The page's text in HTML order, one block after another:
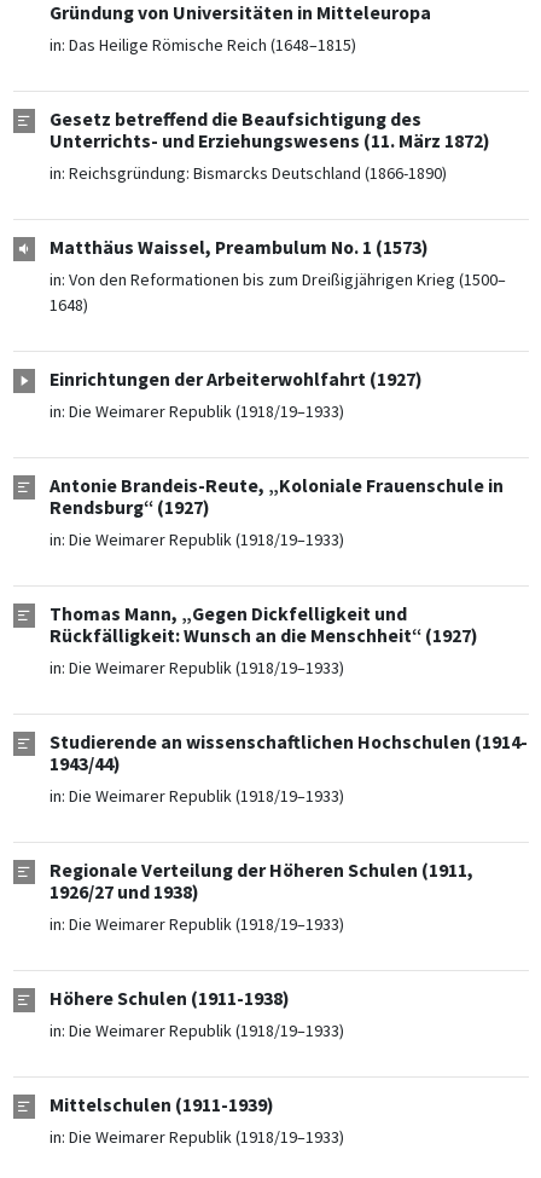
Gründung von Universitäten in Mitteleuropa
in: Das Heilige Römische Reich (1648–1815)
Gesetz betreffend die Beaufsichtigung des
Unterrichts- und Erziehungswesens (11. März 1872)
in: Reichsgründung: Bismarcks Deutschland (1866-1890)
Matthäus Waissel, Preambulum No. 1 (1573)
in: Von den Reformationen bis zum Dreißigjährigen Krieg (1500–
1648)
Einrichtungen der Arbeiterwohlfahrt (1927)
in: Die Weimarer Republik (1918/19–1933)
Antonie Brandeis-Reute, „Koloniale Frauenschule in
Rendsburg“ (1927)
in: Die Weimarer Republik (1918/19–1933)
Thomas Mann, „Gegen Dickfelligkeit und
Rückfälligkeit: Wunsch an die Menschheit“ (1927)
in: Die Weimarer Republik (1918/19–1933)
Studierende an wissenschaftlichen Hochschulen (1914-
1943/44)
in: Die Weimarer Republik (1918/19–1933)
Regionale Verteilung der Höheren Schulen (1911,
1926/27 und 1938)
in: Die Weimarer Republik (1918/19–1933)
Höhere Schulen (1911-1938)
in: Die Weimarer Republik (1918/19–1933)
Mittelschulen (1911-1939)
in: Die Weimarer Republik (1918/19–1933)